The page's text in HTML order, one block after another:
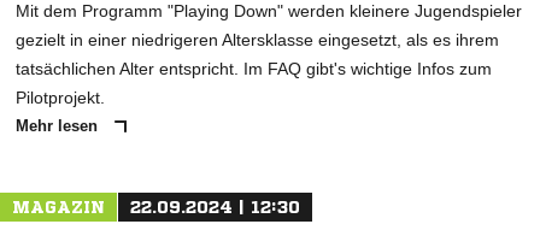
Mit dem Programm "Playing Down" werden kleinere Jugendspieler
gezielt in einer niedrigeren Altersklasse eingesetzt, als es ihrem
tatsächlichen Alter entspricht. Im FAQ gibt's wichtige Infos zum
Pilotprojekt.
Mehr lesen
MAGAZIN 22.09.2024 | 12:30